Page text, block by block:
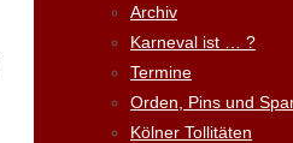
Archiv
Karneval ist … ?
Termine
Orden, Pins und
Kölner Tollitäten